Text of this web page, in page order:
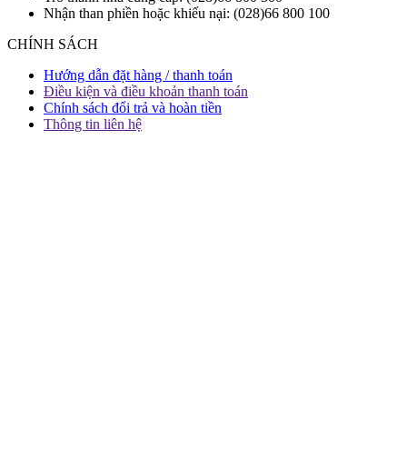
Nhận than phiền hoặc khiếu nại: (028)66 800 100
CHÍNH SÁCH
Hướng dẫn đặt hàng / thanh toán
Điều kiện và điều khoản thanh toán
Chính sách đổi trả và hoàn tiền
Thông tin liên hệ